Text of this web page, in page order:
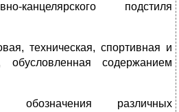
канцелярского подстиля
техническая, спортивная и
обусловленная содержанием
обозначения различных